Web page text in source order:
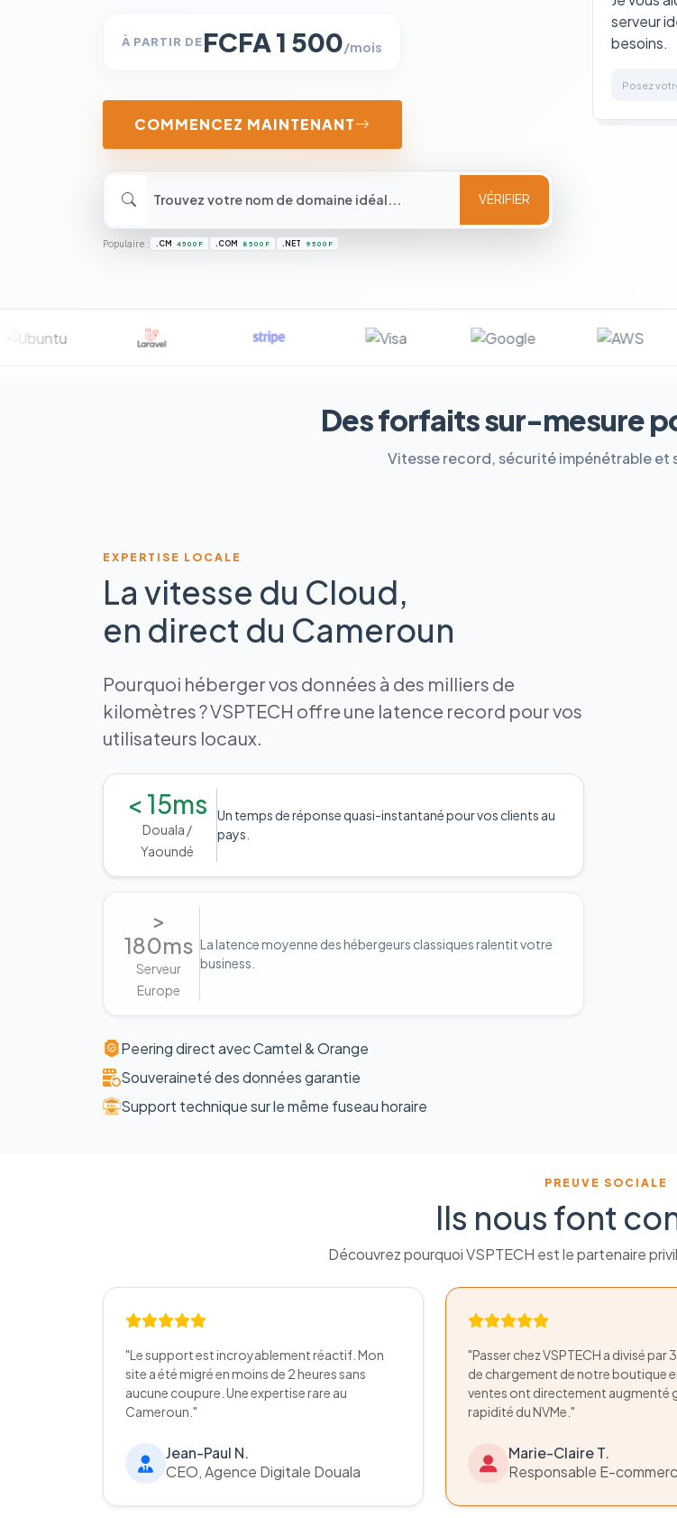
À PARTIR DEFCFA 1 500/mois
COMMENCEZ MAINTENANT
VÉRIFIER
Populaire : .CM 4 500 F .COM 8 500 F .NET 9 500 F
serveur
besoins.
Posez
Des forfaits sur-mesure
Vitesse record, sécurité impénétrable et
EXPERTISE LOCALE
La vitesse du Cloud,
en direct du Cameroun
Pourquoi héberger vos données à des milliers de
kilomètres ? VSPTECH offre une latence record pour vos
utilisateurs locaux.
< 15ms
Douala /
Yaoundé
Un temps de réponse quasi-instantané pour vos clients au
pays.
>
180ms
Serveur
Europe
La latence moyenne des hébergeurs classiques ralentit votre
business.
Peering direct avec Camtel & Orange
Souveraineté des données garantie
Support technique sur le même fuseau horaire
PREUVE SOCIALE
Ils nous font
Découvrez pourquoi VSPTECH est le partenaire
"Le support est incroyablement réactif. Mon
site a été migré en moins de 2 heures sans
aucune coupure. Une expertise rare au
Cameroun."
Jean-Paul N.
CEO, Agence Digitale Douala
"Passer chez VSPTECH a divisé par
de chargement de notre boutique
ventes ont directement augmenté
rapidité du NVMe."
Marie-Claire T.
Responsable E-